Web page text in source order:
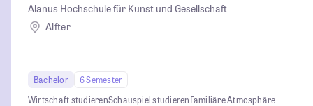
Alanus Hochschule für Kunst und Gesellschaft
Alfter
Bachelor
6 Semester
Wirtschaft studierenSchauspiel studierenFamiliäre Atmosphäre